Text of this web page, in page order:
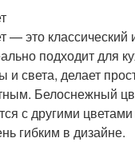
— это классический
подходит для
света, делает
Белоснежный
с другими
гибким в дизайне.